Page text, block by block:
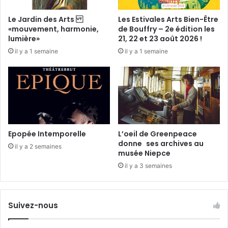
Le Jardin des Arts
«mouvement, harmonie,
lumière»
il y a 1 semaine
Les Estivales Arts Bien-Être
de Bouffry – 2e édition les
21, 22 et 23 août 2026 !
il y a 1 semaine
Epopée Intemporelle
il y a 2 semaines
L’oeil de Greenpeace
donne ses archives au
musée Niepce
il y a 3 semaines
Suivez-nous